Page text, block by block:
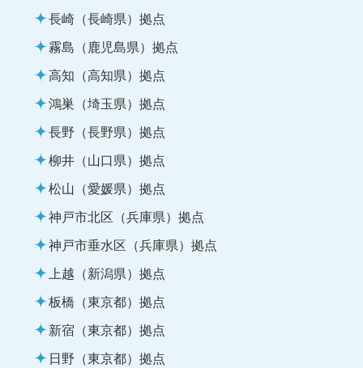
長崎（長崎県）拠点
霧島（鹿児島県）拠点
高知（高知県）拠点
鴻巣（埼玉県）拠点
長野（長野県）拠点
柳井（山口県）拠点
松山（愛媛県）拠点
神戸市北区（兵庫県）拠点
神戸市垂水区（兵庫県）拠点
上越（新潟県）拠点
板橋（東京都）拠点
新宿（東京都）拠点
日野（東京都）拠点